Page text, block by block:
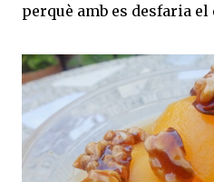
perquè amb es desfaria el